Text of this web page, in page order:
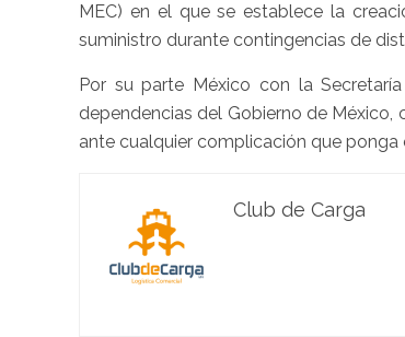
MEC) en el que se establece la
suministro durante contingencias de
Por su parte México con la
dependencias del Gobierno de
ante cualquier complicación que ponga
Club de Carga